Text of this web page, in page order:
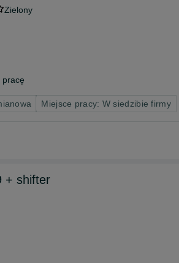
Zielony
pracę
Miejsce pracy: W siedzibie firmy
+ shifter